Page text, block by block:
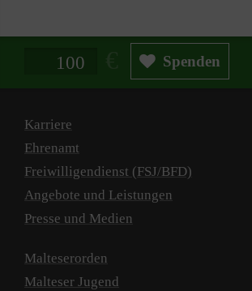
Spendenbetrag in Euro Spenden
Karriere
Ehrenamt
Freiwilligendienst (FSJ/BFD)
Angebote und Leistungen
Presse und Medien
Malteserorden
Malteser Jugend